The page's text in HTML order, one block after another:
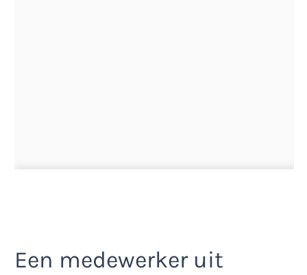
Een medewerker uit